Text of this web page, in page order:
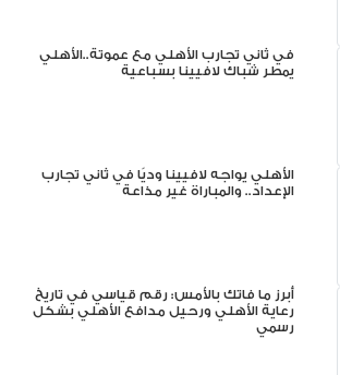
في ثاني تجارب الأهلي مع عموتة..الأهلي
يمطر شباك لافيينا بسباعية
الأهلي يواجه لافيينا وديًا في ثاني تجارب
الإعداد.. والمباراة غير مذاعة
أبرز ما فاتك بالأمس: رقم قياسي في تاريخ
رعاية الأهلي ورحيل مدافع الأهلي بشكل
رسمي